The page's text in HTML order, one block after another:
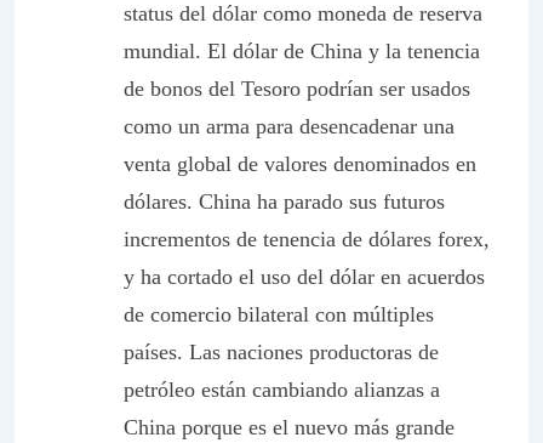
status del dólar como moneda de reserva
mundial. El dólar de China y la tenencia
de bonos del Tesoro podrían ser usados
como un arma para desencadenar una
venta global de valores denominados en
dólares. China ha parado sus futuros
incrementos de tenencia de dólares forex,
y ha cortado el uso del dólar en acuerdos
de comercio bilateral con múltiples
países. Las naciones productoras de
petróleo están cambiando alianzas a
China porque es el nuevo más grande